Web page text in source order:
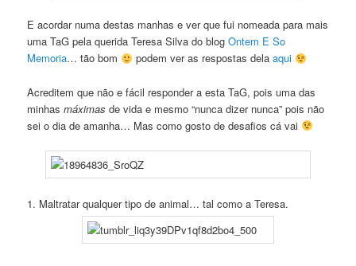
E acordar numa destas manhas e ver que fui nomeada para mais
uma TaG pela querida Teresa Silva do blogOntem E So
Memoria… tão bom podem ver as respostas dela aqui
Acreditem que não e fácil responder a esta TaG, pois uma das
minhasmáximas de vida e mesmo “nunca dizer nunca” pois não
sei o dia de amanha… Mas como gosto de desafios cá vai
1. Maltratar qualquer tipo de animal… tal como a Teresa.